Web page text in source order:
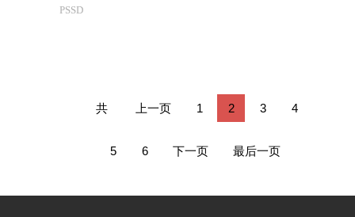
PSSD
共 上一页 1 2 3 4
5 6 下一页 最后一页